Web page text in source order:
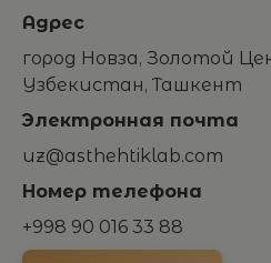
Адрес
город Новза, Золотой
Узбекистан, Ташкент
Электронная почта
uz@asthehtiklab.com
Номер телефона
+998 90 016 33 88